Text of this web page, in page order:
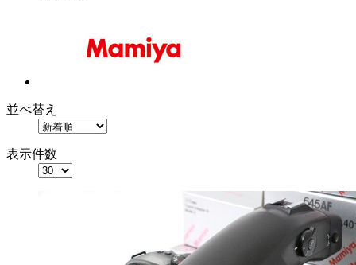
並べ替え
表示件数